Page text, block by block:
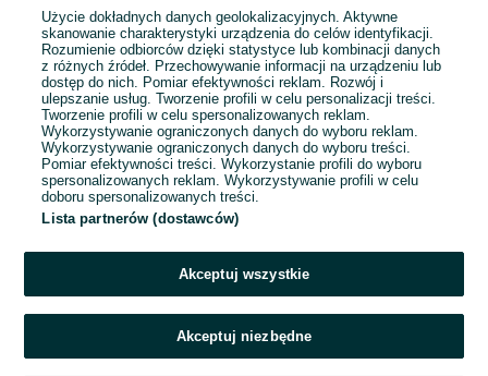
E-mail
Hasło
Zaloguj się
Użycie dokładnych danych geolokalizacyjnych. Aktywne
skanowanie charakterystyki urządzenia do celów identyfikacji.
Rozumienie odbiorców dzięki statystyce lub kombinacji danych
z różnych źródeł. Przechowywanie informacji na urządzeniu lub
dostęp do nich. Pomiar efektywności reklam. Rozwój i
ulepszanie usług. Tworzenie profili w celu personalizacji treści.
Tworzenie profili w celu spersonalizowanych reklam.
Wykorzystywanie ograniczonych danych do wyboru reklam.
Wykorzystywanie ograniczonych danych do wyboru treści.
Pomiar efektywności treści. Wykorzystanie profili do wyboru
spersonalizowanych reklam. Wykorzystywanie profili w celu
doboru spersonalizowanych treści.
Lista partnerów (dostawców)
Akceptuj wszystkie
Akceptuj niezbędne